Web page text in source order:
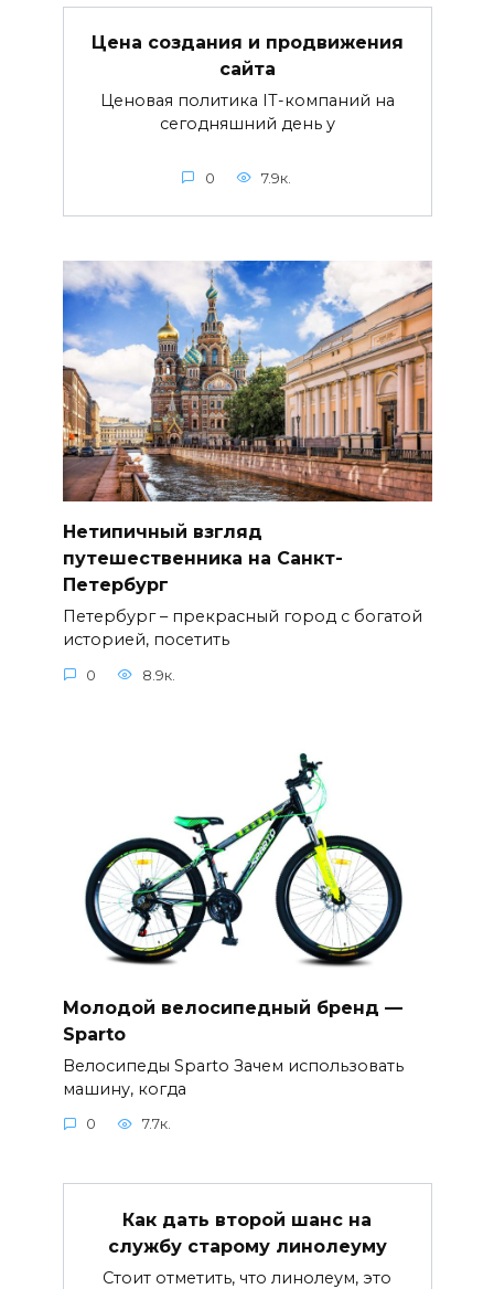
Цена создания и продвижения
сайта
Ценовая политика IT-компаний на
сегодняшний день у
0 7.9к.
Нетипичный взгляд
путешественника на Санкт-
Петербург
Петербург – прекрасный город с богатой
историей, посетить
0 8.9к.
Молодой велосипедный бренд —
Sparto
Велосипеды Sparto Зачем использовать
машину, когда
0 7.7к.
Как дать второй шанс на
службу старому линолеуму
Стоит отметить, что линолеум, это